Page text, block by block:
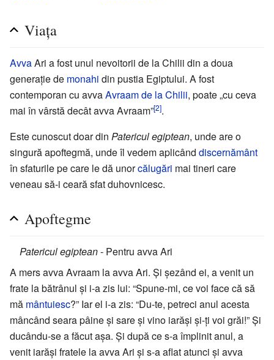
Viața
AvvaAri a fost unul nevoitorii de la Chilii din a doua
generație de monahi din pustia Egiptului. A fost
contemporan cu avvaAvraam de la Chilii, poate „cu ceva
mai în vârstă decât avva Avraam”[2].
Este cunoscut doar din Patericul egiptean, unde are o
singură apoftegmă, unde îl vedem aplicând discernământ
în sfaturile pe care le dă unorcălugări mai tineri care
veneau să-i ceară sfat duhovnicesc.
Apoftegme
Patericul egiptean- Pentru avva Ari
A mers avva Avraam la avva Ari. Și șezând ei, a venit un
frate la bătrânul și i-a zis lui: “Spune-mi, ce voi face că să
mă mântuiesc?” Iar el i-a zis: “Du-te, petreci anul acesta
mâncând seara pâine și sare și vino iarăși și-ți voi grăi!” Și
ducându-se a făcut așa. Și după ce s-a împlinit anul, a
venit iarăși fratele la avva Ari și s-a aflat atunci și avva